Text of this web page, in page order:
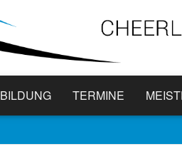
BILDUNG TERMINE